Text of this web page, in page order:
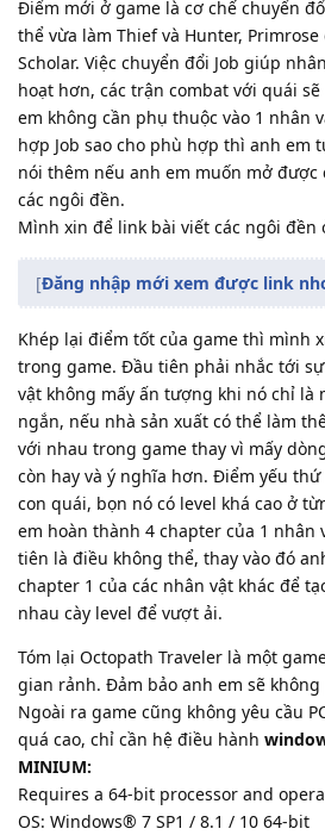
Điểm mới ở game là cơ chế chuyển
thể vừa làm Thief và Hunter, Primrose
Scholar. Việc chuyển đổi Job giúp
hoạt hơn, các trận combat với quái
em không cần phụ thuộc vào 1 nhân
hợp Job sao cho phù hợp thì anh em
nói thêm nếu anh em muốn mở
các ngôi đền.
Mình xin để link bài viết các ngôi đền
[Đăng nhập mới xem được link
Khép lại điểm tốt của game thì mình
trong game. Đầu tiên phải nhắc tới
vật không mấy ấn tượng khi nó chỉ là
ngắn, nếu nhà sản xuất có thể làm
với nhau trong game thay vì mấy
còn hay và ý nghĩa hơn. Điểm yếu
con quái, bọn nó có level khá cao ở
em hoàn thành 4 chapter của 1 nhân
tiên là điều không thể, thay vào đó
chapter 1 của các nhân vật khác để
nhau cày level để vượt ải.
Tóm lại Octopath Traveler là một
gian rảnh. Đảm bảo anh em sẽ
Ngoài ra game cũng không yêu cầu
quá cao, chỉ cần hệ điều hành
MINIUM:
Requires a 64-bit processor and
OS: Windows® 7 SP1 / 8.1 / 10 64-bit